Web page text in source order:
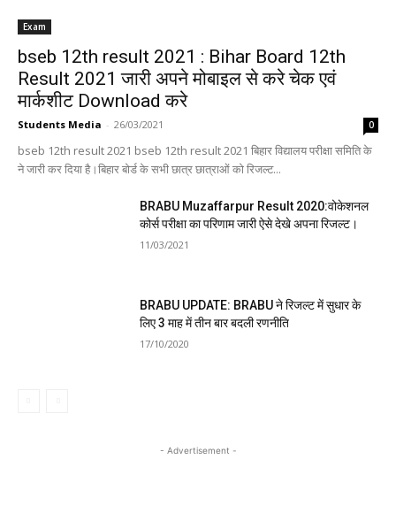
Exam
bseb 12th result 2021 : Bihar Board 12th
Result 2021 जारी अपने मोबाइल से करे चेक एवं
मार्कशीट Download करे
Students Media - 26/03/2021 0
bseb 12th result 2021 bseb 12th result 2021 बिहार विद्यालय परीक्षा समिति के
ने जारी कर दिया है।बिहार बोर्ड के सभी छात्र छात्राओं को रिजल्ट...
BRABU Muzaffarpur Result 2020:वोकेशनल
कोर्स परीक्षा का परिणाम जारी ऐसे देखे अपना रिजल्ट।
11/03/2021
BRABU UPDATE: BRABU ने रिजल्ट में सुधार के
लिए 3 माह में तीन बार बदली रणनीति
17/10/2020
- Advertisement -